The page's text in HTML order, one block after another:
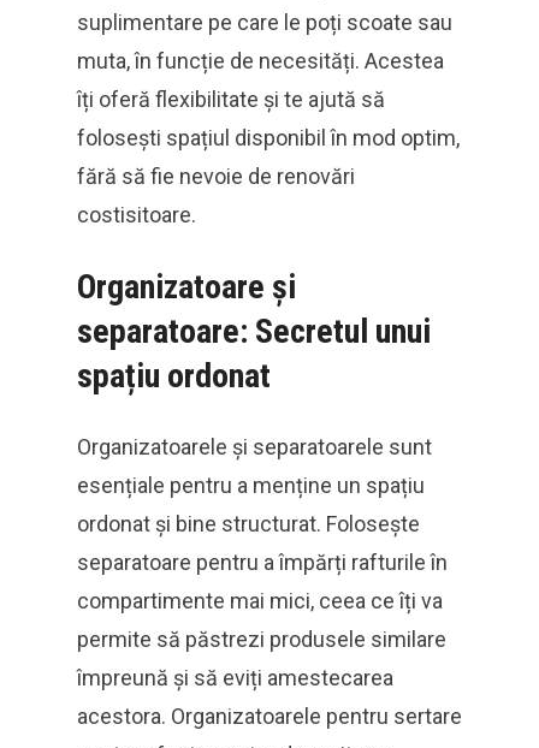
suplimentare pe care le poți scoate sau
muta, în funcție de necesități. Acestea
îți oferă flexibilitate și te ajută să
folosești spațiul disponibil în mod optim,
fără să fie nevoie de renovări
costisitoare.
Organizatoare și
separatoare: Secretul unui
spațiu ordonat
Organizatoarele și separatoarele sunt
esențiale pentru a menține un spațiu
ordonat și bine structurat. Folosește
separatoare pentru a împărți rafturile în
compartimente mai mici, ceea ce îți va
permite să păstrezi produsele similare
împreună și să eviți amestecarea
acestora. Organizatoarele pentru sertare